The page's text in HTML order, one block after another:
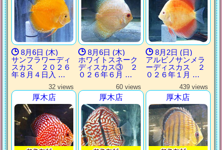
8月6日 (木)
サンフラワーディ
スカス ２０２６
年８月４日入 …
8月6日 (木)
ホワイトスネーク
ディスカス③ ２
０２６年６月 …
8月2日 (日)
アルビノサンメラ
ーディスカス ２
０２６年１月 …
32 views
厚木店
60 views
厚木店
439 views
厚木店